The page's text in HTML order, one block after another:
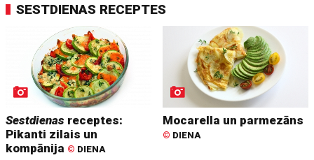
SESTDIENAS RECEPTES
Sestdienas receptes:
Pikanti zilais un
kompānija © DIENA
Mocarella un parmezāns
© DIENA